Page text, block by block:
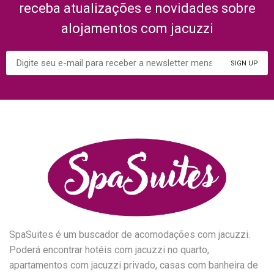
receba atualizações e novidades sobre
alojamentos com jacuzzi
SpaSuites é um buscador de acomodações com jacuzzi.
Poderá encontrar hotéis com jacuzzi no quarto,
apartamentos com jacuzzi privado, casas com banheira de